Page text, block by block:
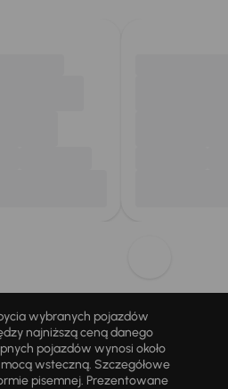
wybranych pojazdów
najniższą ceną danego
pojazdów wynosi około
wsteczną. Szczegółowe
pisemnej. Prezentowane